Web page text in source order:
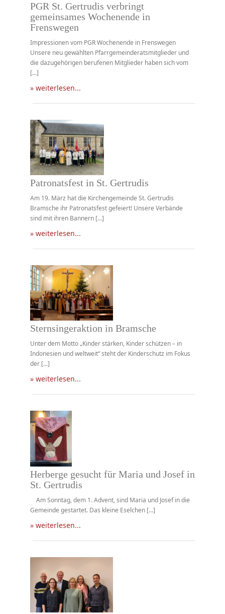
PGR St. Gertrudis verbringt
gemeinsames Wochenende in
Frenswegen
Impressionen vom PGR Wochenende in Frenswegen
Unsere neu gewählten Pfarrgemeinderatsmitglieder und
die dazugehörigen berufenen Mitglieder haben sich vom
[...]
» weiterlesen...
Patronatsfest in St. Gertrudis
Am 19. März hat die Kirchengemeinde St. Gertrudis
Bramsche ihr Patronatsfest gefeiert! Unsere Verbände
sind mit ihren Bannern [...]
» weiterlesen...
Sternsingeraktion in Bramsche
Unter dem Motto „Kinder stärken, Kinder schützen – in
Indonesien und weltweit“ steht der Kinderschutz im Fokus
der [...]
» weiterlesen...
Herberge gesucht für Maria und Josef in
St. Gertrudis
Am Sonntag, dem 1. Advent, sind Maria und Josef in die
Gemeinde gestartet. Das kleine Eselchen [...]
» weiterlesen...